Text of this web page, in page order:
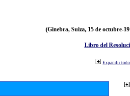
(Ginebra, Suiza, 15 de octubre-
Libro del
Expandir todo